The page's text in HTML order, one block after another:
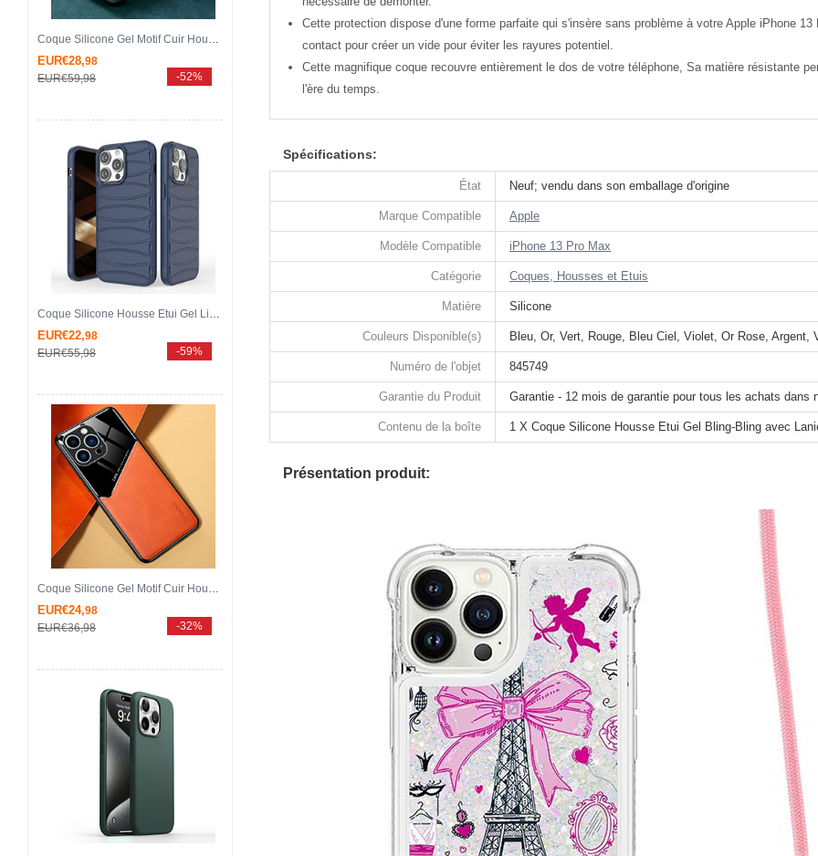
Cette protection dispose d'une forme parfaite qui s'insère sans problème à votre Apple iPhone
contact pour créer un vide pour éviter les rayures potentiel.
Cette magnifique coque recouvre entièrement le dos de votre téléphone, Sa matière résistante
l'ère du temps.
Spécifications:
État Neuf; vendu dans son emballage d'origine
Marque Compatible Apple
Modèle Compatible iPhone 13 Pro Max
Catégorie Coques, Housses et Etuis
Matière Silicone
Couleurs Disponible(s) Bleu, Or, Vert, Rouge, Bleu Ciel, Violet, Or Rose, Argent,
Numéro de l'objet 845749
Garantie du Produit Garantie - 12 mois de garantie pour tous les achats dans
Contenu de la boîte 1 X Coque Silicone Housse Etui Gel Bling-Bling avec
Présentation produit:
Coque Silicone Gel Motif Cuir Housse Etui SD3 pour Apple iPhone 13 Pro Max Vert
EUR€28,98
EUR€59,98 -52%
Coque Silicone Housse Etui Gel Line KC1 pour Apple iPhone 13 Pro Max Bleu
EUR€22,98
EUR€55,98 -59%
Coque Silicone Gel Motif Cuir Housse Etui avec Magnetique pour Apple iPhone 13 Pro Max Orange
EUR€24,98
EUR€36,98 -32%